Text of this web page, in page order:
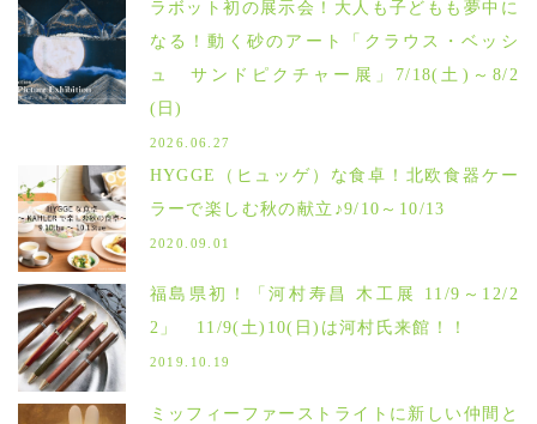
ラボット初の展示会！大人も子どもも夢中に
なる！動く砂のアート「クラウス・ベッシ
ュ サンドピクチャー展」7/18(土)～8/2
(日)
2026.06.27
HYGGE（ヒュッゲ）な食卓！北欧食器ケー
ラーで楽しむ秋の献立♪9/10～10/13
2020.09.01
福島県初！「河村寿昌 木工展 11/9～12/2
2」 11/9(土)10(日)は河村氏来館！！
2019.10.19
ミッフィーファーストライトに新しい仲間と